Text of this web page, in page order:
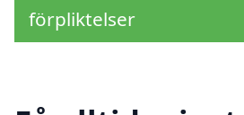
förpliktelser